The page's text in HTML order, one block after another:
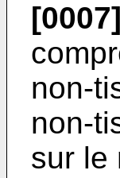
[0007]
non-
non-
sur le